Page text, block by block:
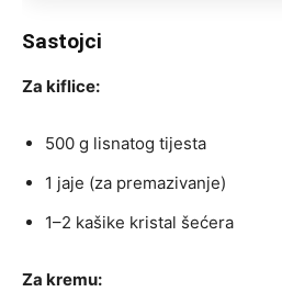
Sastojci
Za kiflice:
500 g lisnatog tijesta
1 jaje (za premazivanje)
1–2 kašike kristal šećera
Za kremu: